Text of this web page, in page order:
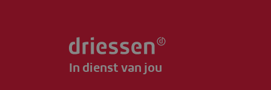
In dienst van jou